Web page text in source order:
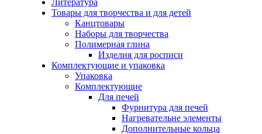
Литература
Товары для творчества и для детей
Канцтовары
Наборы для творчества
Полимерная глина
Изделия для росписи
Комплектующие и упаковка
Упаковка
Комплектующие
Для печей
Фурнитура для печей
Нагревательне элементы
Дополнительные кольца